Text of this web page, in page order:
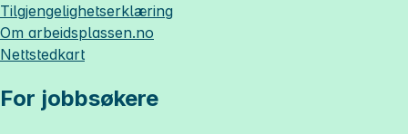
Tilgjengelighetserklæring
Om arbeidsplassen.no
Nettstedkart
For jobbsøkere